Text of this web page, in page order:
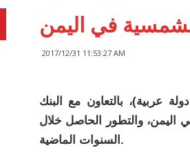
في اليمن
2017/12/31 11:53:27 AM
أعدّ “المركز الإقليمي للطاقة المتجدّدة وكفاءة الطاقة” (يضم 17 دولة عربية)، بالتعاون مع البنك
اليمن، والتطور الحاصل خلال
السنوات الماضية.